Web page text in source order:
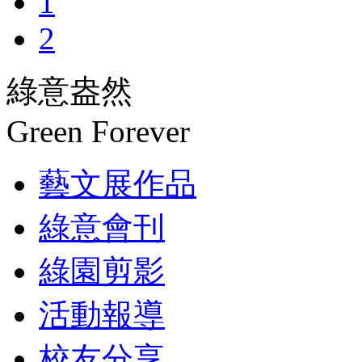
2
綠意盎然
Green Forever
藝文展作品
綠意會刊
綠園剪影
活動報導